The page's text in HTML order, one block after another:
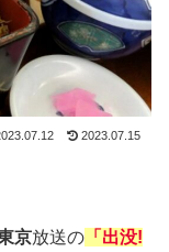
2023.07.15
京放送の 「出没!